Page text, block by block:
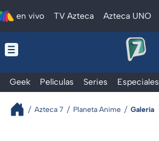
en vivo TV Azteca Azteca UNO
Geek Películas Series Especiales
Azteca 7 Planeta Anime Galería